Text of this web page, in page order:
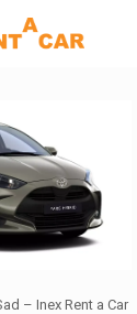
– Inex Rent a Car